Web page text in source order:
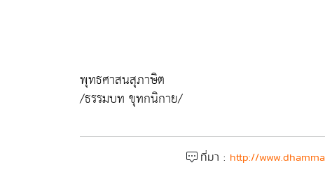
พุทธศาสนสุภาษิต
/ธรรมบท ขุทกนิกาย/
ที่มา : http://